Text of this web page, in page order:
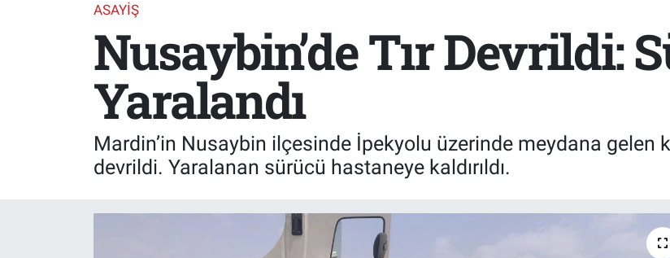
ASAYIŞ
Nusaybin’de Tır Devrildi:
Yaralandı
Mardin’in Nusaybin ilçesinde İpekyolu üzerinde meydana gelen
devrildi. Yaralanan sürücü hastaneye kaldırıldı.
Trafik Durumu
Süper Lig Puan Durumu ve Fikstür
Tüm Manşetler